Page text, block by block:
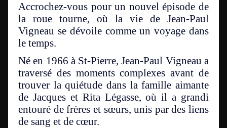
Accrochez-vous pour un nouvel épisode de
la roue tourne, où la vie de Jean-Paul
Vigneau se dévoile comme un voyage dans
le temps.
Né en 1966 à St-Pierre, Jean-Paul Vigneau a
traversé des moments complexes avant de
trouver la quiétude dans la famille aimante
de Jacques et Rita Légasse, où il a grandi
entouré de frères et sœurs, unis par des liens
de sang et de cœur.